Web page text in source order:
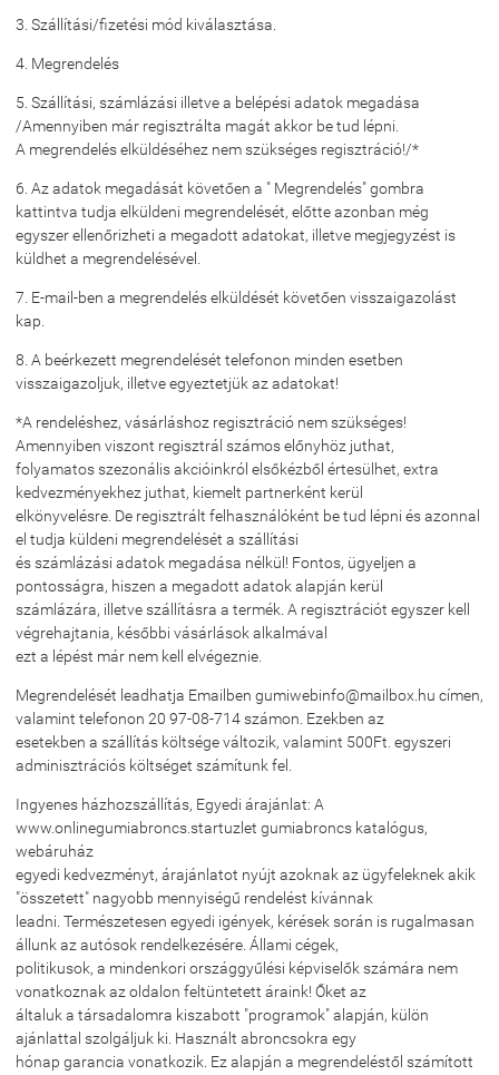
3. Szállítási/fizetési mód kiválasztása.
4. Megrendelés
5. Szállítási, számlázási illetve a belépési adatok megadása
/Amennyiben már regisztrálta magát akkor be tud lépni.
A megrendelés elküldéséhez nem szükséges regisztráció!/*
6. Az adatok megadását követően a " Megrendelés" gombra
kattintva tudja elküldeni megrendelését, előtte azonban még
egyszer ellenőrizheti a megadott adatokat, illetve megjegyzést is
küldhet a megrendelésével.
7. E-mail-ben a megrendelés elküldését követően visszaigazolást
kap.
8. A beérkezett megrendelését telefonon minden esetben
visszaigazoljuk, illetve egyeztetjük az adatokat!
*A rendeléshez, vásárláshoz regisztráció nem szükséges!
Amennyiben viszont regisztrál számos előnyhöz juthat,
folyamatos szezonális akcióinkról elsőkézből értesülhet, extra
kedvezményekhez juthat, kiemelt partnerként kerül
elkönyvelésre. De regisztrált felhasználóként be tud lépni és azonnal
el tudja küldeni megrendelését a szállítási
és számlázási adatok megadása nélkül! Fontos, ügyeljen a
pontosságra, hiszen a megadott adatok alapján kerül
számlázára, illetve szállításra a termék. A regisztrációt egyszer kell
végrehajtania, későbbi vásárlások alkalmával
ezt a lépést már nem kell elvégeznie.
Megrendelését leadhatja Emailben gumiwebinfo@mailbox.hu címen,
valamint telefonon 20 97-08-714 számon. Ezekben az
esetekben a szállítás költsége változik, valamint 500Ft. egyszeri
adminisztrációs költséget számítunk fel.
Ingyenes házhozszállítás, Egyedi árajánlat: A
www.onlinegumiabroncs.startuzlet gumiabroncs katalógus,
webáruház
egyedi kedvezményt, árajánlatot nyújt azoknak az ügyfeleknek akik
"összetett" nagyobb mennyiségű rendelést kívánnak
leadni. Természetesen egyedi igények, kérések során is rugalmasan
állunk az autósok rendelkezésére. Állami cégek,
politikusok, a mindenkori országgyűlési képviselők számára nem
vonatkoznak az oldalon feltüntetett áraink! Őket az
általuk a társadalomra kiszabott "programok" alapján, külön
ajánlattal szolgáljuk ki. Használt abroncsokra egy
hónap garancia vonatkozik. Ez alapján a megrendeléstől számított